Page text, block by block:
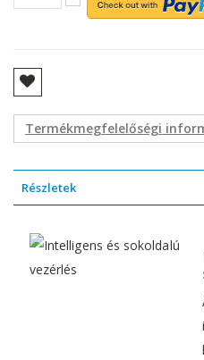
Termékmegfelelőségi
Részletek